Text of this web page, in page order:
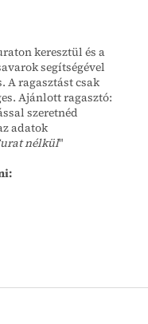
keresztül és a
segítségével
A ragasztást csak
Ajánlott ragasztó:
szeretnéd
adatok
nélkül"